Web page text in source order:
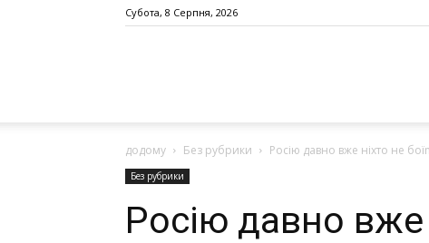
Субота, 8 Серпня, 2026
додому Без рубрики Росію давно вже ніхто не
Без рубрики
Росію давно вже